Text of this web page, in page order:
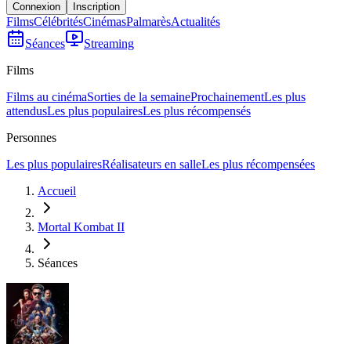
Connexion Inscription
FilmsCélébritésCinémasPalmarèsActualités
Séances
Streaming
Films
Films au cinémaSorties de la semaineProchainementLes plus
attendusLes plus populairesLes plus récompensés
Personnes
Les plus populairesRéalisateurs en salleLes plus récompensées
Accueil
Mortal Kombat II
Séances